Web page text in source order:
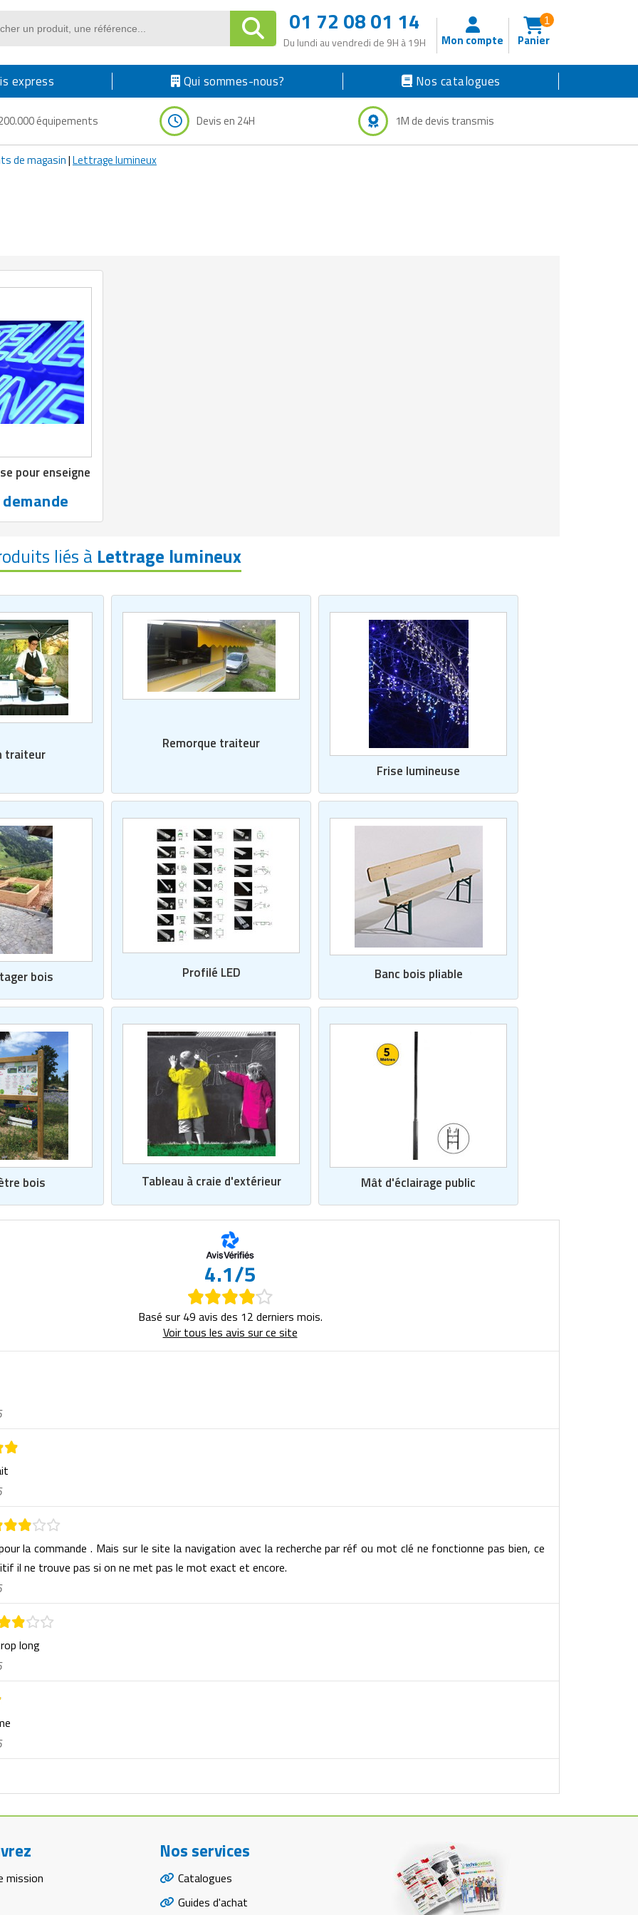
01 72 08 01 14
Du lundi au vendredi de 9H à 19H Mon compte Panier
1
express Qui sommes-nous? Nos catalogues
équipements Devis en 24H 1M de devis transmis
de magasin|Lettrage lumineux
pour enseigne
liés à Lettrage lumineux
traiteur
Remorque traiteur
Frise lumineuse
bois Profilé LED Banc bois pliable
bois Tableau à craie d'extérieur Mât d'éclairage public
4.1/5
Basé sur 49 avis des 12 derniers mois.
Voir tous les avis sur ce site
la commande . Mais sur le site la navigation avec la recherche par réf ou mot clé ne fonctionne pas bien, ce
il ne trouve pas si on ne met pas le mot exact et encore.
long
mission
Nos services
Catalogues
Guides d'achat